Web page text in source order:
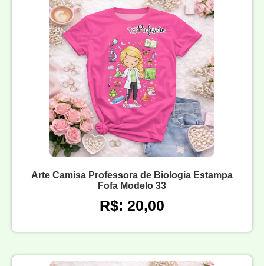
Arte Camisa Professora de Biologia Estampa
Fofa Modelo 33
R$: 20,00